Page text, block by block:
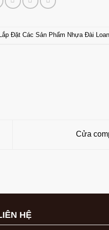
Đặt Các Sản Phẩm Nhựa Đài Loan
Cửa
HỆ